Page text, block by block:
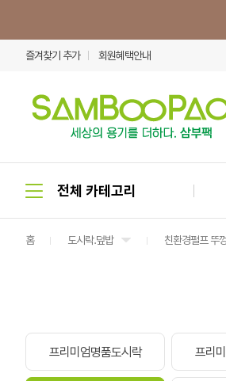
즐겨찾기 추가 회원혜택안내
홈 도시락.덮밥 친환경펄프 뚜
프리미엄명품도시락 프리